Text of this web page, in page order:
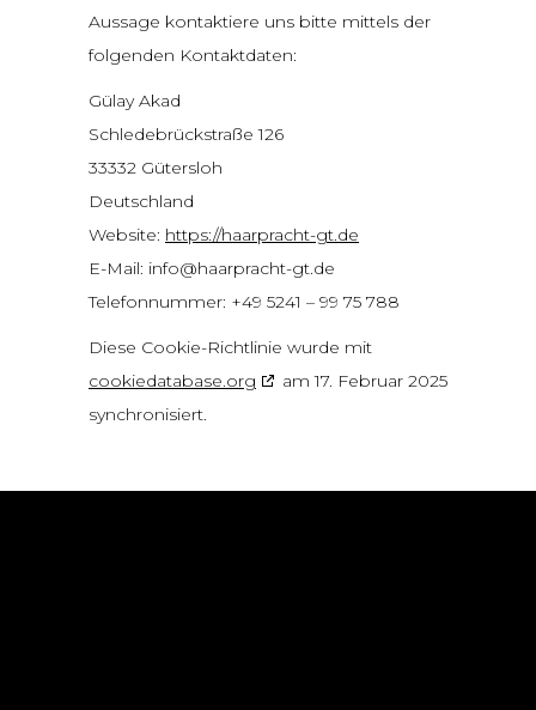
Aussage kontaktiere uns bitte mittels der
folgenden Kontaktdaten:
Gülay Akad
Schledebrückstraße 126
33332 Gütersloh
Deutschland
Website: https://haarpracht-gt.de
E-Mail: info@haarpracht-gt.de
Telefonnummer: +49 5241 – 99 75 788
Diese Cookie-Richtlinie wurde mit
cookiedatabase.org
am 17. Februar 2025
synchronisiert.